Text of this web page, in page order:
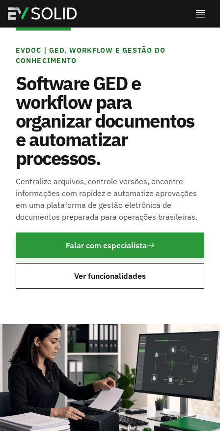
EVDOC | GED, WORKFLOW E GESTÃO DO
CONHECIMENTO
Software GED e
workflow para
organizar documentos
e automatizar
processos.
Centralize arquivos, controle versões, encontre
informações com rapidez e automatize aprovações
em uma plataforma de gestão eletrônica de
documentos preparada para operações brasileiras.
Falar com especialista
Ver funcionalidades